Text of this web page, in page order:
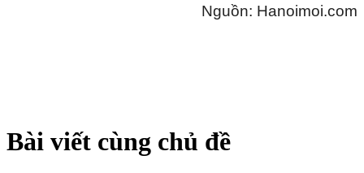
Nguồn: Hanoimoi.com
Bài viết cùng chủ đề